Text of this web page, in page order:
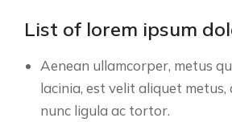
List of lorem ipsum
Aenean ullamcorper, metus
lacinia, est velit aliquet metus,
nunc ligula ac tortor.